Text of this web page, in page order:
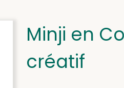
Minji en
créatif